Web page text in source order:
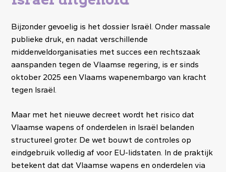
Bijzonder gevoelig is het dossier Israël. Onder massale
publieke druk, en nadat verschillende
middenveldorganisaties met succes een rechtszaak
aanspanden tegen de Vlaamse regering, is er sinds
oktober 2025 een Vlaams wapenembargo van kracht
tegen Israël.
Maar met het nieuwe decreet wordt het risico dat
Vlaamse wapens of onderdelen in Israël belanden
structureel groter. De wet bouwt de controles op
eindgebruik volledig af voor EU-lidstaten. In de praktijk
betekent dat dat Vlaamse wapens en onderdelen via